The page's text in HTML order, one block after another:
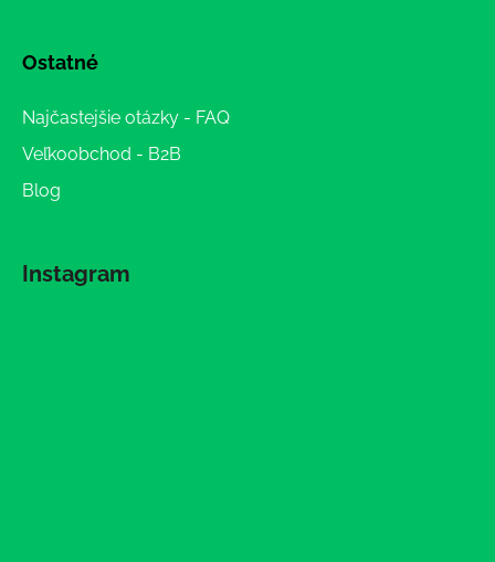
Ostatné
Najčastejšie otázky - FAQ
Veľkoobchod - B2B
Blog
Instagram